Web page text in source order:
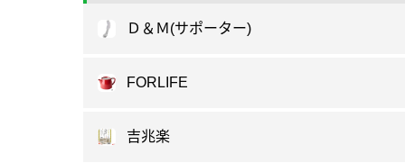
Ｄ＆Ｍ(サポーター)
FORLIFE
吉兆楽